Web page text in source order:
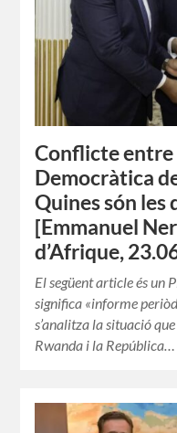
Conflicte entre
Democràtica
Quines són les
[Emmanuel
d’Afrique,
El següent article és un
significa «informe
s’analitza la situació
Rwanda i la República…